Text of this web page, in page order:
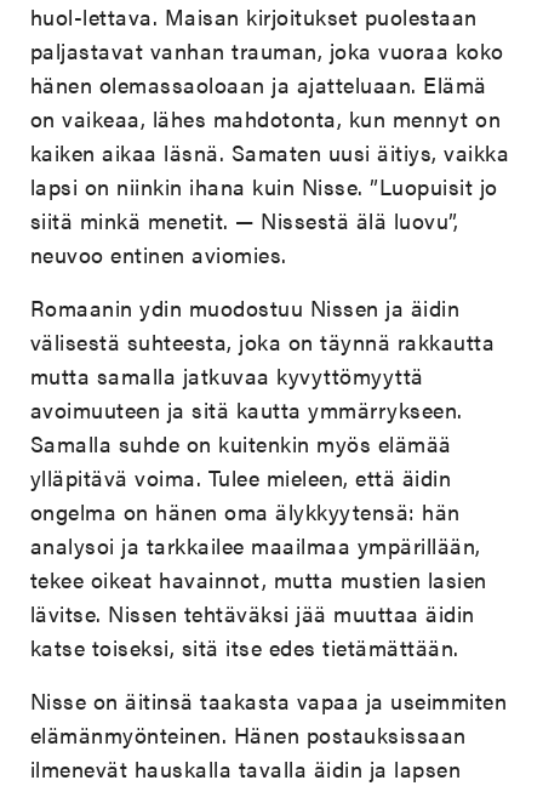
huol-lettava. Maisan kirjoitukset puolestaan
paljastavat vanhan trauman, joka vuoraa koko
hänen olemassaoloaan ja ajatteluaan. Elämä
on vaikeaa, lähes mahdotonta, kun mennyt on
kaiken aikaa läsnä. Samaten uusi äitiys, vaikka
lapsi on niinkin ihana kuin Nisse. ”Luopuisit jo
siitä minkä menetit. — Nissestä älä luovu”,
neuvoo entinen aviomies.
Romaanin ydin muodostuu Nissen ja äidin
välisestä suhteesta, joka on täynnä rakkautta
mutta samalla jatkuvaa kyvyttömyyttä
avoimuuteen ja sitä kautta ymmärrykseen.
Samalla suhde on kuitenkin myös elämää
ylläpitävä voima. Tulee mieleen, että äidin
ongelma on hänen oma älykkyytensä: hän
analysoi ja tarkkailee maailmaa ympärillään,
tekee oikeat havainnot, mutta mustien lasien
lävitse. Nissen tehtäväksi jää muuttaa äidin
katse toiseksi, sitä itse edes tietämättään.
Nisse on äitinsä taakasta vapaa ja useimmiten
elämänmyönteinen. Hänen postauksissaan
ilmenevät hauskalla tavalla äidin ja lapsen